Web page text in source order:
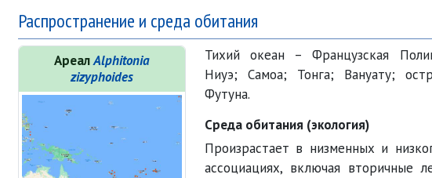
Распространение и среда обитания
АреалAlphitonia
zizyphoides
Тихий океан – Французская
Ниуэ; Самоа; Тонга; Вануату;
Футуна.
Среда обитания (экология)
Произрастает в низменных и
ассоциациях, включая вторичные